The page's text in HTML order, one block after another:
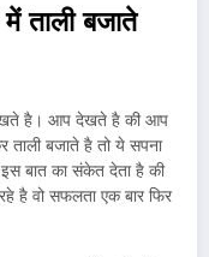
ताली बजाते
है। आप देखते है की आप
ताली बजाते है तो ये सपना
बात का संकेत देता है की
वो सफलता एक बार फिर